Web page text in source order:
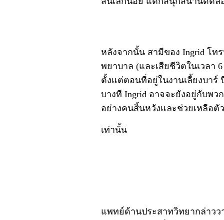
หลังจากนั้น สามีของ Ingrid โท
พยาบาล (และเสียชีวิตในเวลา
ตั้งแต่ตอนที่อยู่ในงานเลี้ยงบาร์
บางที Ingrid อาจจะยังอยู่กับพ
อย่างคนสิ้นหวังและช่วยเหลือตั
เท่านั้น
แพทย์ด้านประสาทวิทยากล่าวว